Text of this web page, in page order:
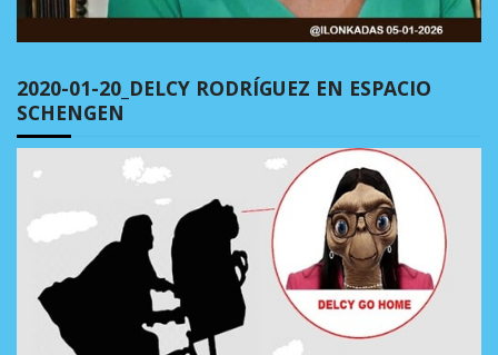
2020-01-20_DELCY RODRÍGUEZ EN ESPACIO
SCHENGEN